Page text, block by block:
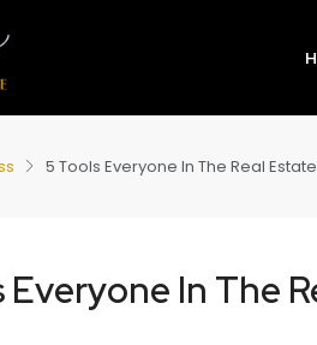
5 Tools Everyone In The Real
Everyone In The